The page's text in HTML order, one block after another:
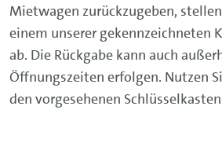
Mietwagen zurückzugeben,
einem unserer gekennzeichneten
ab. Die Rückgabe kann auch
Öffnungszeiten erfolgen. Nutzen
den vorgesehenen